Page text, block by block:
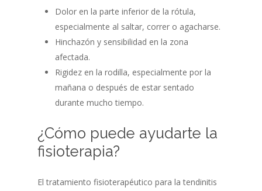
Dolor en la parte inferior de la rótula,
especialmente al saltar, correr o agacharse.
Hinchazón y sensibilidad en la zona
afectada.
Rigidez en la rodilla, especialmente por la
mañana o después de estar sentado
durante mucho tiempo.
¿Cómo puede ayudarte la
fisioterapia?
El tratamiento fisioterapéutico para la tendinitis